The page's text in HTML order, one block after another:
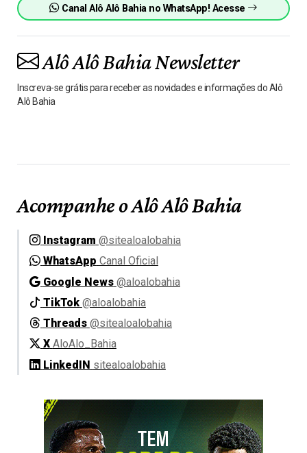
Canal Alô Alô Bahia no WhatsApp! Acesse
Alô Alô Bahia Newsletter
Inscreva-se grátis para receber as novidades e informações do Alô
Alô Bahia
Acompanhe o Alô Alô Bahia
Instagram @sitealoalobahia
WhatsApp Canal Oficial
Google News @aloalobahia
TikTok @aloalobahia
Threads @sitealoalobahia
X AloAlo_Bahia
LinkedIN sitealoalobahia